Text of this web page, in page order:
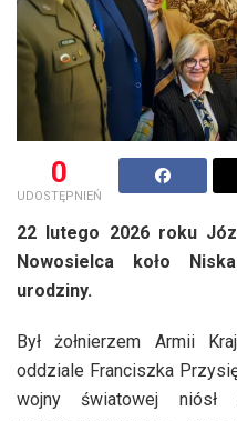
0
UDOSTĘPNIEŃ
22 lutego 2026 roku
Nowosielca koło
urodziny.
Był żołnierzem Armii
oddziale Franciszka
wojny światowej